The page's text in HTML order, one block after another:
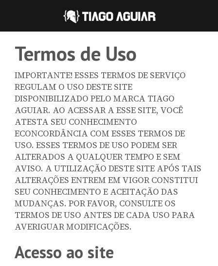
Termos de Uso
IMPORTANTE! ESSES TERMOS DE SERVIÇO
REGULAM O USO DESTE SITE
DISPONIBILIZADO PELO MARCA TIAGO
AGUIAR. AO ACESSAR A ESSE SITE, VOCÊ
ATESTA SEU CONHECIMENTO
ECONCORDÂNCIA COM ESSES TERMOS DE
USO. ESSES TERMOS DE USO PODEM SER
ALTERADOS A QUALQUER TEMPO E SEM
AVISO. A UTILIZAÇÃO DESTE SITE APÓS TAIS
ALTERAÇÕES ENTREM EM VIGOR CONSTITUI
SEU CONHECIMENTO E ACEITAÇÃO DAS
MUDANÇAS. POR FAVOR, CONSULTE OS
TERMOS DE USO ANTES DE CADA USO PARA
AVERIGUAR MODIFICAÇÕES.
Acesso ao site